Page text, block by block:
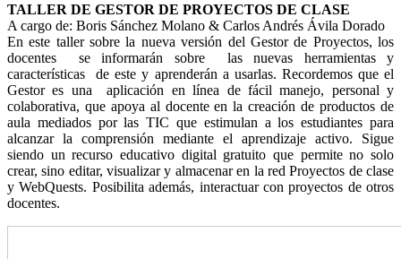
TALLER DE GESTOR DE PROYECTOS DE CLASE
A cargo de: Boris Sánchez Molano & Carlos Andrés Ávila Dorado
En este taller sobre la nueva versión del Gestor de Proyectos, los
docentes se informarán sobre las nuevas herramientas y
características de este y aprenderán a usarlas. Recordemos que el
Gestor es una aplicación en línea de fácil manejo, personal y
colaborativa, que apoya al docente en la creación de productos de
aula mediados por las TIC que estimulan a los estudiantes para
alcanzar la comprensión mediante el aprendizaje activo. Sigue
siendo un recurso educativo digital gratuito que permite no solo
crear, sino editar, visualizar y almacenar en la red Proyectos de clase
y WebQuests. Posibilita además, interactuar con proyectos de otros
docentes.